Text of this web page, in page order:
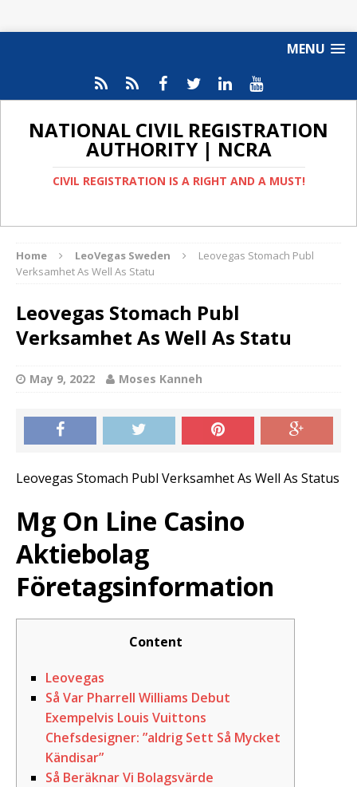
MENU
NATIONAL CIVIL REGISTRATION
AUTHORITY | NCRA
CIVIL REGISTRATION IS A RIGHT AND A MUST!
Home LeoVegas Sweden
Leovegas Stomach Publ
Verksamhet As Well As Statu
Leovegas Stomach Publ
Verksamhet As Well As Statu
May 9, 2022 Moses Kanneh
Leovegas Stomach Publ Verksamhet As Well As Status
Mg On Line Casino
Aktiebolag
Företagsinformation
Content
Leovegas
Så Var Pharrell Williams Debut
Exempelvis Louis Vuittons
Chefsdesigner: ”aldrig Sett Så Mycket
Kändisar”
Så Beräknar Vi Bolagsvärde